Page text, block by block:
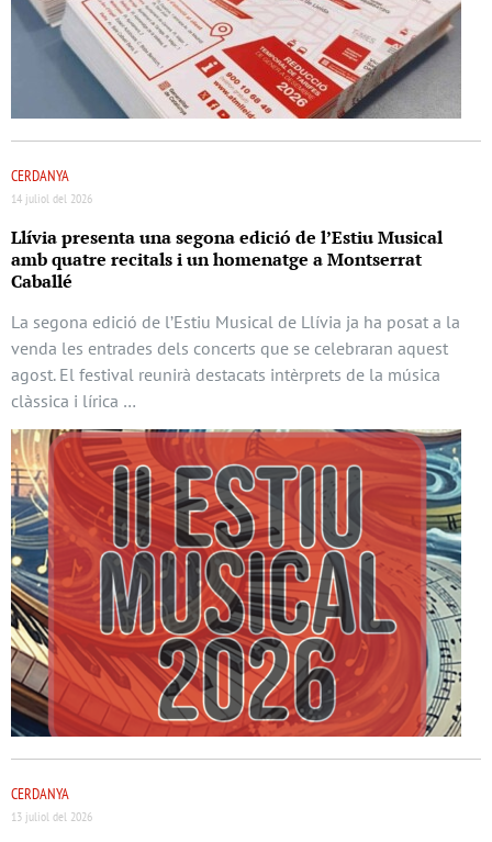
CERDANYA
14 juliol del 2026
Llívia presenta una segona edició de l’Estiu Musical
amb quatre recitals i un homenatge a Montserrat
Caballé
La segona edició de l’Estiu Musical de Llívia ja ha posat a la
venda les entrades dels concerts que se celebraran aquest
agost. El festival reunirà destacats intèrprets de la música
clàssica i lírica …
CERDANYA
13 juliol del 2026